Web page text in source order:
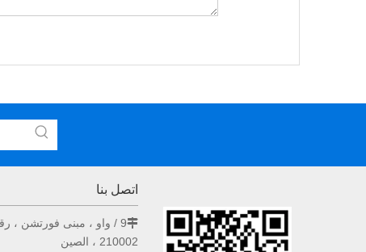
اتصل بنا
9 / واو ، مبنى فورتشن ، رقم 33 طريق هونغ وو ، نانجينغ
210002 ، الصين